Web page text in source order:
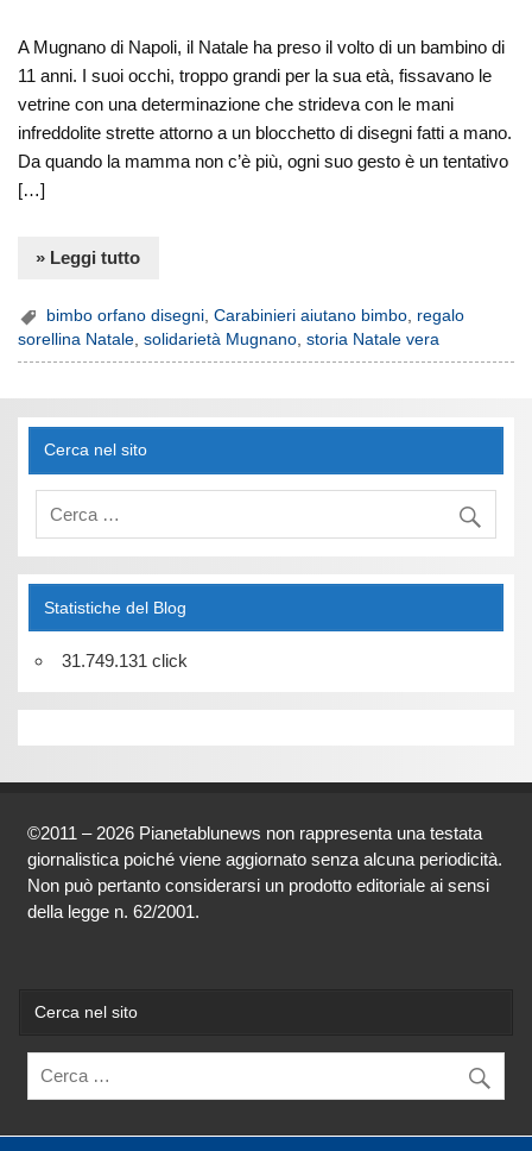
A Mugnano di Napoli, il Natale ha preso il volto di un bambino di
11 anni. I suoi occhi, troppo grandi per la sua età, fissavano le
vetrine con una determinazione che strideva con le mani
infreddolite strette attorno a un blocchetto di disegni fatti a mano.
Da quando la mamma non c’è più, ogni suo gesto è un tentativo
[…]
» Leggi tutto
bimbo orfano disegni,Carabinieri aiutano bimbo, regalo
sorellina Natale,solidarietà Mugnano,storia Natale vera
Cerca nel sito
Statistiche del Blog
31.749.131 click
©2011 – 2026 Pianetablunews non rappresenta una testata
giornalistica poiché viene aggiornato senza alcuna periodicità.
Non può pertanto considerarsi un prodotto editoriale ai sensi
della legge n. 62/2001.
Cerca nel sito